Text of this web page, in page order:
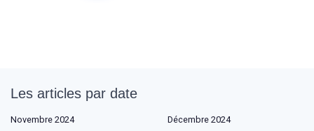
Les articles par date
Novembre 2024
Décembre 2024